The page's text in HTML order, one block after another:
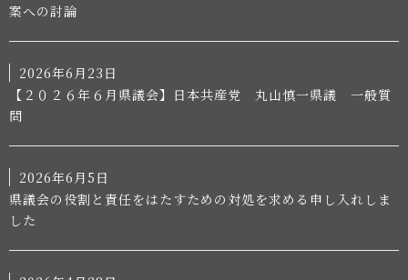
案への討論
2026年6月23日
【２０２６年６月県議会】日本共産党 丸山慎一県議 一般質
問
2026年6月5日
県議会の役割と責任をはたすための対処を求める申し入れしま
した